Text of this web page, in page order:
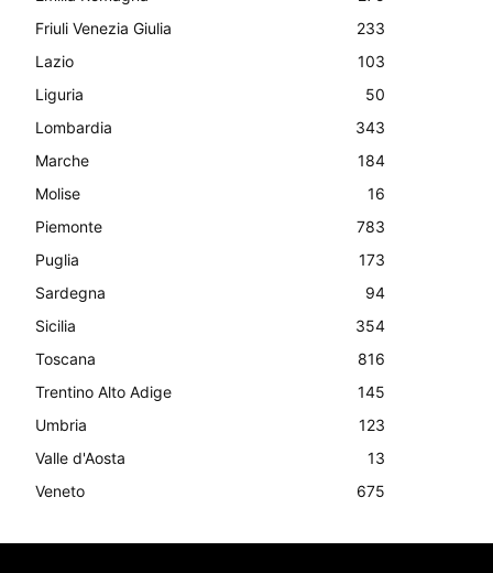
Friuli Venezia Giulia
233
Lazio
103
Liguria
50
Lombardia
343
Marche
184
Molise
16
Piemonte
783
Puglia
173
Sardegna
94
Sicilia
354
Toscana
816
Trentino Alto Adige
145
Umbria
123
Valle d'Aosta
13
Veneto
675